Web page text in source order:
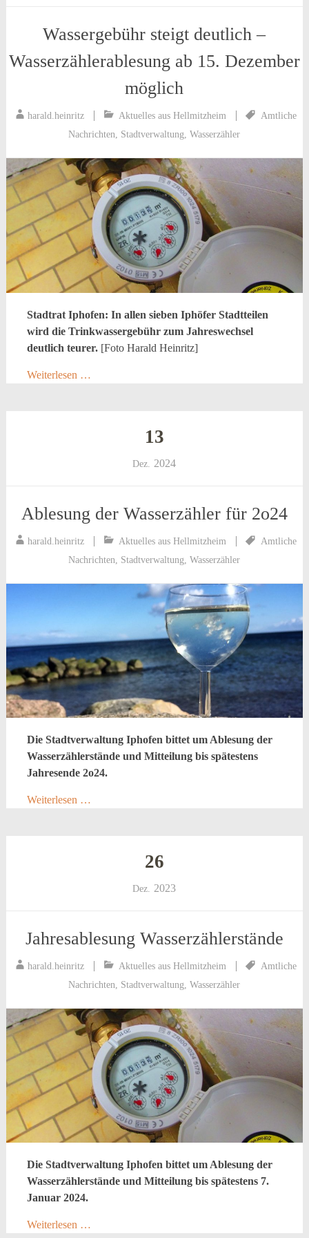
Wassergebühr steigt deutlich –
Wasserzählerablesung ab 15. Dezember
möglich
harald.heinritz Aktuelles aus Hellmitzheim
Amtliche
Nachrichten, Stadtverwaltung,Wasserzähler
Stadtrat Iphofen: In allen sieben Iphöfer Stadtteilen
wird die Trinkwassergebühr zum Jahreswechsel
deutlich teurer.[Foto Harald Heinritz]
Weiterlesen …
13
Dez. 2024
Ablesung der Wasserzähler für 2o24
harald.heinritz Aktuelles aus Hellmitzheim
Amtliche
Nachrichten
Stadtverwaltung ,Wasserzähler
Die Stadtverwaltung Iphofen bittet um Ablesung der
Wasserzählerstände und Mitteilung bis spätestens
Jahresende 2o24.
Weiterlesen …
26
Dez. 2023
Jahresablesung Wasserzählerstände
harald.heinritz Aktuelles aus Hellmitzheim
Amtliche
Nachrichten, Stadtverwaltung,Wasserzähler
Die Stadtverwaltung Iphofen bittet um Ablesung der
Wasserzählerstände und Mitteilung bis spätestens 7.
Januar 2024.
Weiterlesen …